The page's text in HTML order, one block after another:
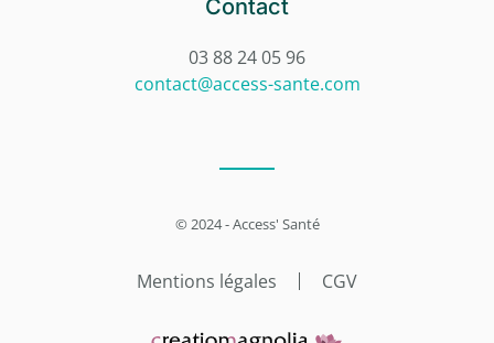
Contact
03 88 24 05 96
contact@access-sante.com
© 2024 - Access' Santé
Mentions légales CGV